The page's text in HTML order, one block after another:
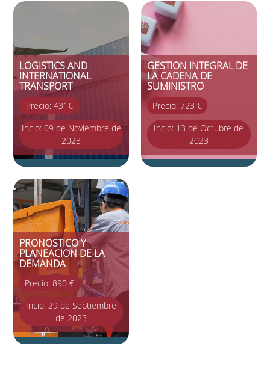
LOGISTICS AND
INTERNATIONAL
TRANSPORT
Precio: 431€
Incio: 09 de Noviembre de
2023
GESTION INTEGRAL DE
LA CADENA DE
SUMINISTRO
Precio: 723 €
Incio: 13 de Octubre de
2023
PRONOSTICO Y
PLANEACION DE LA
DEMANDA
Precio: 890 €
Incio: 29 de Septiembre
de 2023